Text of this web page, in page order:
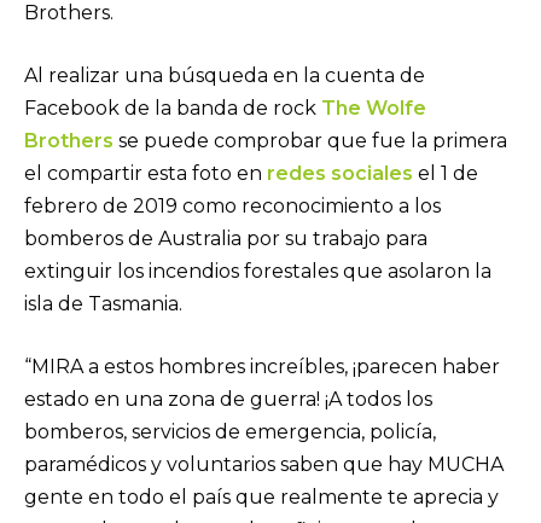
Brothers.
Al realizar una búsqueda en la cuenta de
Facebook de la banda de rock The Wolfe
Brothers se puede comprobar que fue la primera
el compartir esta foto en redes sociales el 1 de
febrero de 2019 como reconocimiento a los
bomberos de Australia por su trabajo para
extinguir los incendios forestales que asolaron la
isla de Tasmania.
“MIRA a estos hombres increíbles, ¡parecen haber
estado en una zona de guerra! ¡A todos los
bomberos, servicios de emergencia, policía,
paramédicos y voluntarios saben que hay MUCHA
gente en todo el país que realmente te aprecia y